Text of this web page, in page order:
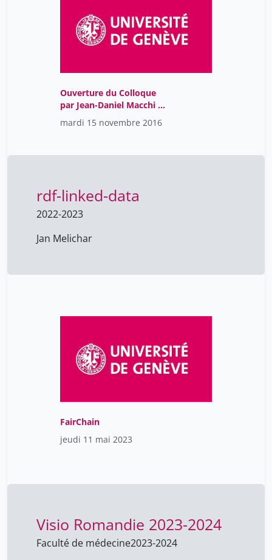
Ouverture du Colloque
par Jean-Daniel Macchi et
Introduction par Ghislain
Waterlot
mardi 15 novembre 2016
rdf-linked-data
2022-2023
Jan Melichar
FairChain
jeudi 11 mai 2023
Visio Romandie 2023-2024
Faculté de médecine2023-2024